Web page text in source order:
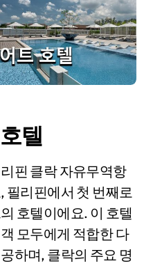
텔
핀 클락 자유무역항
필리핀에서 첫 번째로
호텔이에요. 이 호텔
모두에게 적합한 다
하며, 클락의 주요 명